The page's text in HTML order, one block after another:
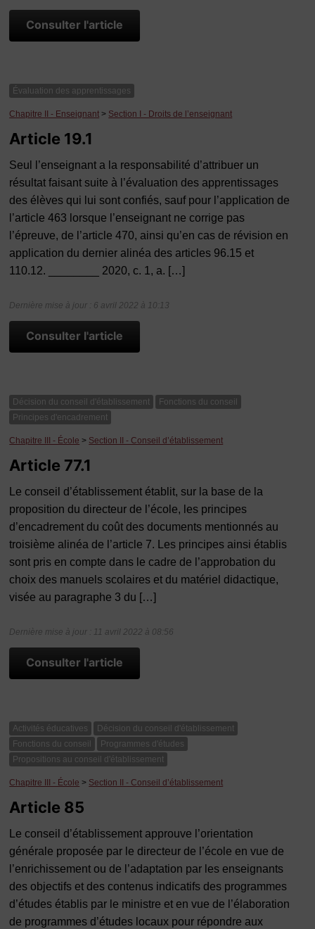
Consulter l'article
Évaluation des apprentissages
Chapitre II - Enseignant > Section I - Droits de l’enseignant
Article 19.1
Seul l’enseignant a la responsabilité d’attribuer un
résultat faisant suite à l’évaluation des apprentissages
des élèves qui lui sont confiés, sauf pour l’application de
l’article 463 lorsque l’enseignant ne corrige pas
l’épreuve, de l’article 470, ainsi qu’en cas de révision en
application du dernier alinéa des articles 96.15 et
110.12. ________ 2020, c. 1, a. […]
Dernière mise à jour : 6 avril 2022 à 10:13
Consulter l'article
Décision du conseil d'établissement
Fonctions du conseil
Principes d'encadrement
Chapitre III - École > Section II - Conseil d’établissement
Article 77.1
Le conseil d’établissement établit, sur la base de la
proposition du directeur de l’école, les principes
d’encadrement du coût des documents mentionnés au
troisième alinéa de l’article 7. Les principes ainsi établis
sont pris en compte dans le cadre de l’approbation du
choix des manuels scolaires et du matériel didactique,
visée au paragraphe 3 du […]
Dernière mise à jour : 11 avril 2022 à 08:56
Consulter l'article
Activités éducatives
Décision du conseil d'établissement
Fonctions du conseil
Programmes d'études
Propositions au conseil d'établissement
Chapitre III - École > Section II - Conseil d’établissement
Article 85
Le conseil d’établissement approuve l’orientation
générale proposée par le directeur de l’école en vue de
l’enrichissement ou de l’adaptation par les enseignants
des objectifs et des contenus indicatifs des programmes
d’études établis par le ministre et en vue de l’élaboration
de programmes d’études locaux pour répondre aux